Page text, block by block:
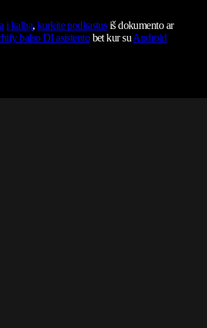
į kalbą, kurkite podkastusiš dokumento ar
balso DI asistentobet kur suAndroid